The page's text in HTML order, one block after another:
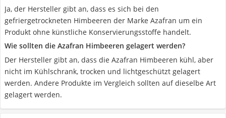
Ja, der Hersteller gibt an, dass es sich bei den
gefriergetrockneten Himbeeren der Marke Azafran um ein
Produkt ohne künstliche Konservierungsstoffe handelt.
Wie sollten die Azafran Himbeeren gelagert werden?
Der Hersteller gibt an, dass die Azafran Himbeeren kühl, aber
nicht im Kühlschrank, trocken und lichtgeschützt gelagert
werden. Andere Produkte im Vergleich sollten auf dieselbe Art
gelagert werden.